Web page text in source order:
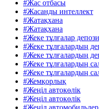
#Жас отбасы
#Жасанды интеллект
#Жатақхана
#Жатақхана
#Жеке тұлғалар
#Жеке тұлғалардың
#Жеке тұлғалардың
#Жеке тұлғалардың
#Жеке тұлғалардың
#Жемқорлық
#Жеңіл автокөлік
#Жеңіл автокөлік
#Жеңіл автомобильдер